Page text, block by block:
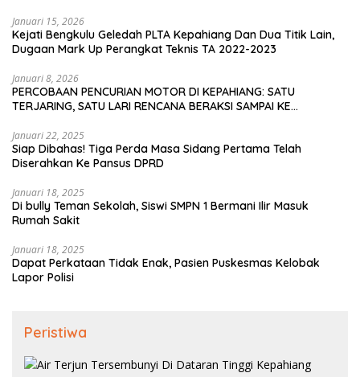
Januari 15, 2026
Kejati Bengkulu Geledah PLTA Kepahiang Dan Dua Titik Lain,
Dugaan Mark Up Perangkat Teknis TA 2022-2023
Januari 8, 2026
PERCOBAAN PENCURIAN MOTOR DI KEPAHIANG: SATU
TERJARING, SATU LARI RENCANA BERAKSI SAMPAI KE
Januari 22, 2025
Siap Dibahas! Tiga Perda Masa Sidang Pertama Telah
Diserahkan Ke Pansus DPRD
Januari 18, 2025
Di bully Teman Sekolah, Siswi SMPN 1 Bermani Ilir Masuk
Rumah Sakit
Januari 18, 2025
Dapat Perkataan Tidak Enak, Pasien Puskesmas Kelobak
Lapor Polisi
Peristiwa